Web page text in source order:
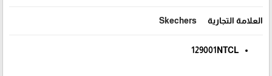
العلامة التجارية Skechers
129001NTCL